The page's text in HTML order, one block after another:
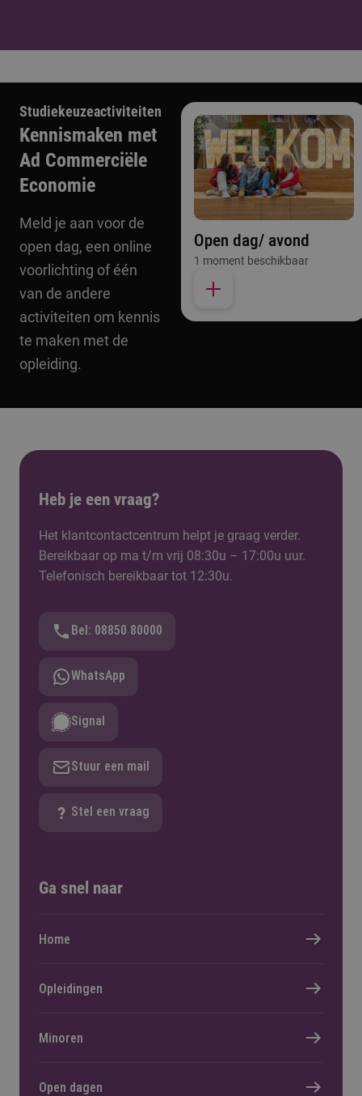
Studiekeuzeactiviteiten
Kennismaken met
Ad Commerciële
Economie
Meld je aan voor de
open dag, een online
voorlichting of één
van de andere
activiteiten om kennis
te maken met de
opleiding.
Open dag/ avond
1 moment beschikbaar
Heb je een vraag?
Het klantcontactcentrum helpt je graag verder.
Bereikbaar op ma t/m vrij 08:30u – 17:00u uur.
Telefonisch bereikbaar tot 12:30u.
Bel: 08850 80000
WhatsApp
Signal
Stuur een mail
Stel een vraag
Ga snel naar
Home
Opleidingen
Minoren
Open dagen